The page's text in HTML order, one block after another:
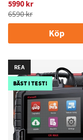
5990 kr
6590 kr
Köp
REA
BÄST I TEST!